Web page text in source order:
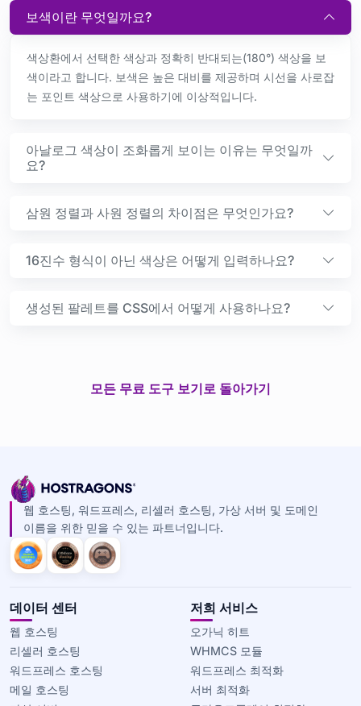
보색이란 무엇일까요?
색상환에서 선택한 색상과 정확히 반대되는(180°) 색상을 보
색이라고 합니다. 보색은 높은 대비를 제공하며 시선을 사로잡
는 포인트 색상으로 사용하기에 이상적입니다.
아날로그 색상이 조화롭게 보이는 이유는 무엇일까
요?
삼원 정렬과 사원 정렬의 차이점은 무엇인가요?
16진수 형식이 아닌 색상은 어떻게 입력하나요?
생성된 팔레트를 CSS에서 어떻게 사용하나요?
모든 무료 도구 보기로 돌아가기
웹 호스팅, 워드프레스, 리셀러 호스팅, 가상 서버 및 도메인
이름을 위한 믿을 수 있는 파트너입니다.
데이터 센터
웹 호스팅
리셀러 호스팅
워드프레스 호스팅
메일 호스팅
저희 서비스
오가닉 히트
WHMCS 모듈
워드프레스 최적화
서버 최적화